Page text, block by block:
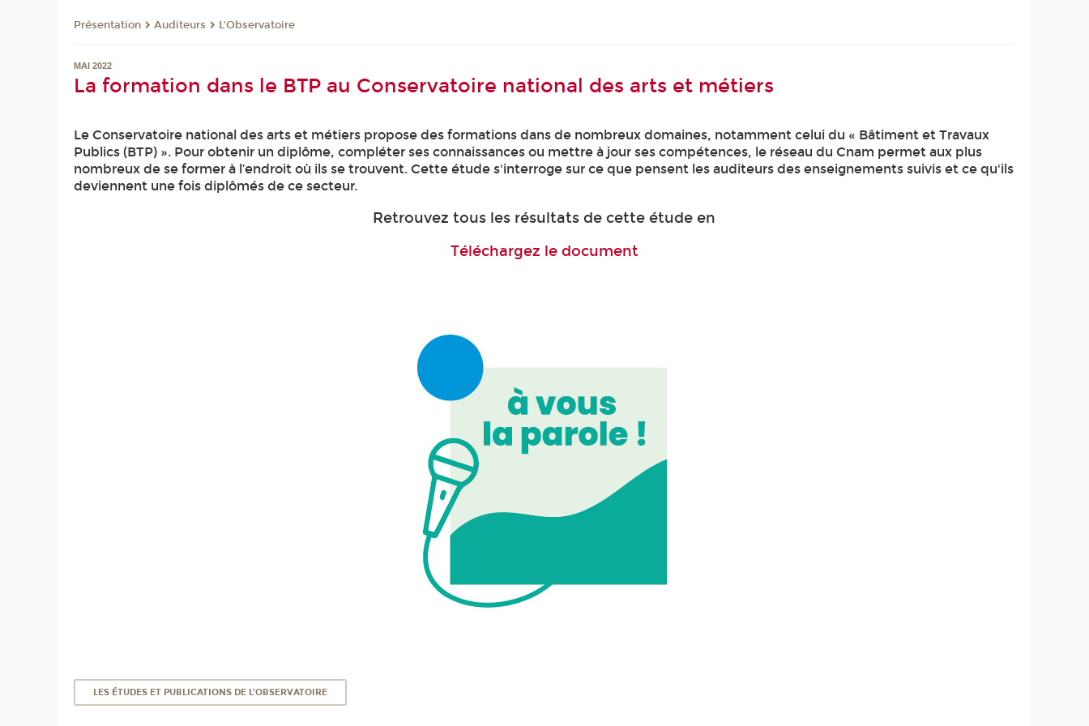
Présentation Auditeurs L'Observatoire
MAI 2022
La formation dans le BTP au Conservatoire national des arts et métiers
Le Conservatoire national des arts et métiers propose des formations dans de nombreux domaines, notamment celui du « Bâtiment et Travaux
Publics (BTP) ». Pour obtenir un diplôme, compléter ses connaissances ou mettre à jour ses compétences, le réseau du Cnam permet aux plus
nombreux de se former à l’endroit où ils se trouvent. Cette étude s'interroge sur ce que pensent les auditeurs des enseignements suivis et ce qu'ils
deviennent une fois diplômés de ce secteur.
Retrouvez tous les résultats de cette étude en
Téléchargez le document
LES ÉTUDES ET PUBLICATIONS DE L'OBSERVATOIRE